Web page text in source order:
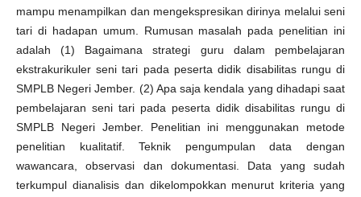
mampu menampilkan dan mengekspresikan dirinya melalui seni
tari di hadapan umum. Rumusan masalah pada penelitian ini
adalah (1) Bagaimana strategi guru dalam pembelajaran
ekstrakurikuler seni tari pada peserta didik disabilitas rungu di
SMPLB Negeri Jember. (2) Apa saja kendala yang dihadapi saat
pembelajaran seni tari pada peserta didik disabilitas rungu di
SMPLB Negeri Jember. Penelitian ini menggunakan metode
penelitian kualitatif. Teknik pengumpulan data dengan
wawancara, observasi dan dokumentasi. Data yang sudah
terkumpul dianalisis dan dikelompokkan menurut kriteria yang